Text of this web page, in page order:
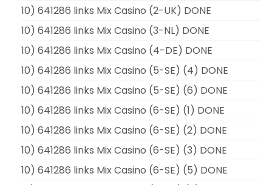
10) 641286 links Mix Casino (2-UK) DONE
10) 641286 links Mix Casino (3-NL) DONE
10) 641286 links Mix Casino (4-DE) DONE
10) 641286 links Mix Casino (5-SE) (4) DONE
10) 641286 links Mix Casino (5-SE) (6) DONE
10) 641286 links Mix Casino (6-SE) (1) DONE
10) 641286 links Mix Casino (6-SE) (2) DONE
10) 641286 links Mix Casino (6-SE) (3) DONE
10) 641286 links Mix Casino (6-SE) (5) DONE